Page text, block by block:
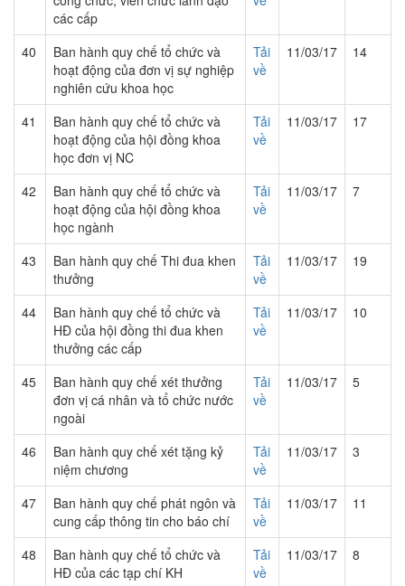
các cấp
40
Ban hành quy chế tổ chức và
hoạt động của đơn vị sự nghiệp
nghiên cứu khoa học
Tải
về
11/03/17 14
41
Ban hành quy chế tổ chức và
hoạt động của hội đồng khoa
học đơn vị NC
Tải
về
11/03/17 17
42
Ban hành quy chế tổ chức và
hoạt động của hội đồng khoa
học ngành
Tải
về
11/03/17 7
43
Ban hành quy chế Thi đua khen
thưởng
Tải
về
11/03/17 19
44
Ban hành quy chế tổ chức và
HĐ của hội đồng thi đua khen
thưởng các cấp
Tải
về
11/03/17 10
45
Ban hành quy chế xét thưởng
đơn vị cá nhân và tổ chức nước
ngoài
Tải
về
11/03/17 5
46
Ban hành quy chế xét tặng kỷ
niệm chương
Tải
về
11/03/17 3
47
Ban hành quy chế phát ngôn và
cung cấp thông tin cho báo chí
Tải
về
11/03/17 11
48
Ban hành quy chế tổ chức và
HĐ của các tạp chí KH
Tải
về
11/03/17 8